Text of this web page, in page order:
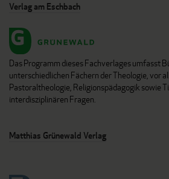
Verlag am Eschbach
Das Programm dieses Fachverlages umfasst
unterschiedlichen Fächern der Theologie, vor
Pastoraltheologie, Religionspädagogik sowie
interdisziplinären Fragen.
Matthias Grünewald Verlag